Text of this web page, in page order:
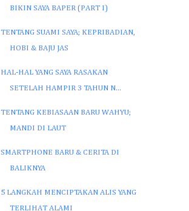
BIKIN SAYA BAPER (PART I)
TENTANG SUAMI SAYA; KEPRIBADIAN,
HOBI & BAJU JAS
HAL-HAL YANG SAYA RASAKAN
SETELAH HAMPIR 3 TAHUN N...
TENTANG KEBIASAAN BARU WAHYU;
MANDI DI LAUT
SMARTPHONE BARU & CERITA DI
BALIKNYA
5 LANGKAH MENCIPTAKAN ALIS YANG
TERLIHAT ALAMI